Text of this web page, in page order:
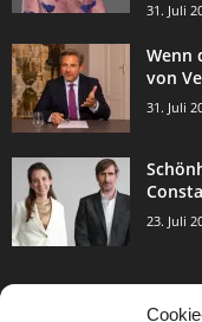
31. Juli
Wenn
von
31. Juli
23. Juli